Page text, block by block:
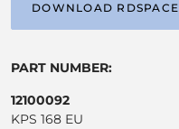
DOWNLOAD RDSPACE
PART NUMBER:
12100092
KPS 168 EU